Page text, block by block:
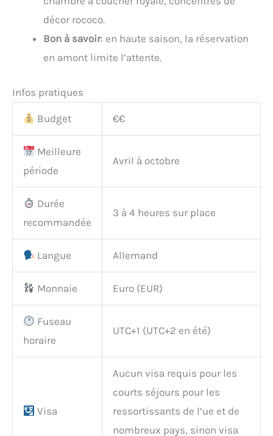
décor rococo.
Bon à savoir: en haute saison, la réservation
en amont limite l’attente.
Infos pratiques
Budget €€
Meilleure
période
Avril à octobre
Durée
recommandée
3 à 4 heures sur place
Langue Allemand
Monnaie Euro (EUR)
Fuseau
horaire
UTC+1 (UTC+2 en été)
Visa
Aucun visa requis pour les
courts séjours pour les
ressortissants de l’ue et de
nombreux pays, sinon visa